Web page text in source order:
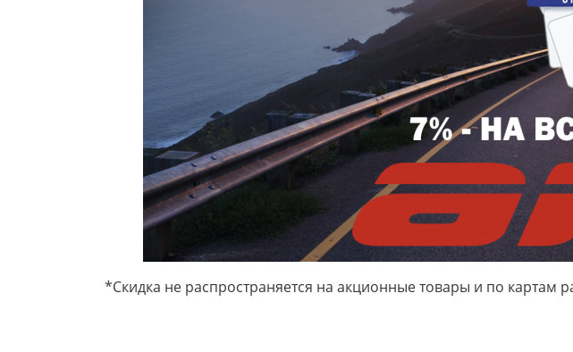
*Скидка не распространяется на акционные товары и по картам